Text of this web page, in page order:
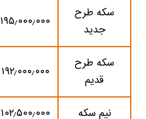
سکه طرح
جدید
۱۹۵٫۰۰۰٫۰۰۰
سکه طرح
قدیم
۱۹۲٫۰۰۰٫۰۰۰
نیم سکه ۱۰۲٫۵۰۰٫۰۰۰